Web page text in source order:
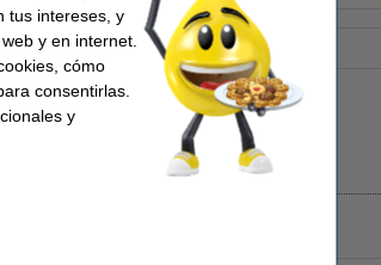
de las etiquetas originales.
En stock
tus intereses, y
y en internet.
cómo
consentirlas.
y